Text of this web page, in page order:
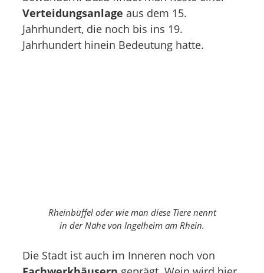
Verteidungsanlage aus dem 15.
Jahrhundert, die noch bis ins 19.
Jahrhundert hinein Bedeutung hatte.
Rheinbüffel oder wie man diese Tiere nennt
in der Nähe von Ingelheim am Rhein.
Die Stadt ist auch im Inneren noch von